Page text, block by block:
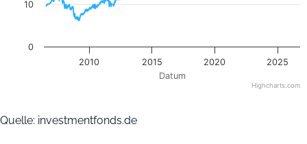
Datum
2010 2015 2020 2025
0
10
Highcharts.com
Quelle: investmentfonds.de